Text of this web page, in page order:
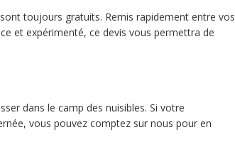
toujours gratuits. Remis rapidement entre vos
et expérimenté, ce devis vous permettra de
dans le camp des nuisibles. Si votre
vous pouvez comptez sur nous pour en